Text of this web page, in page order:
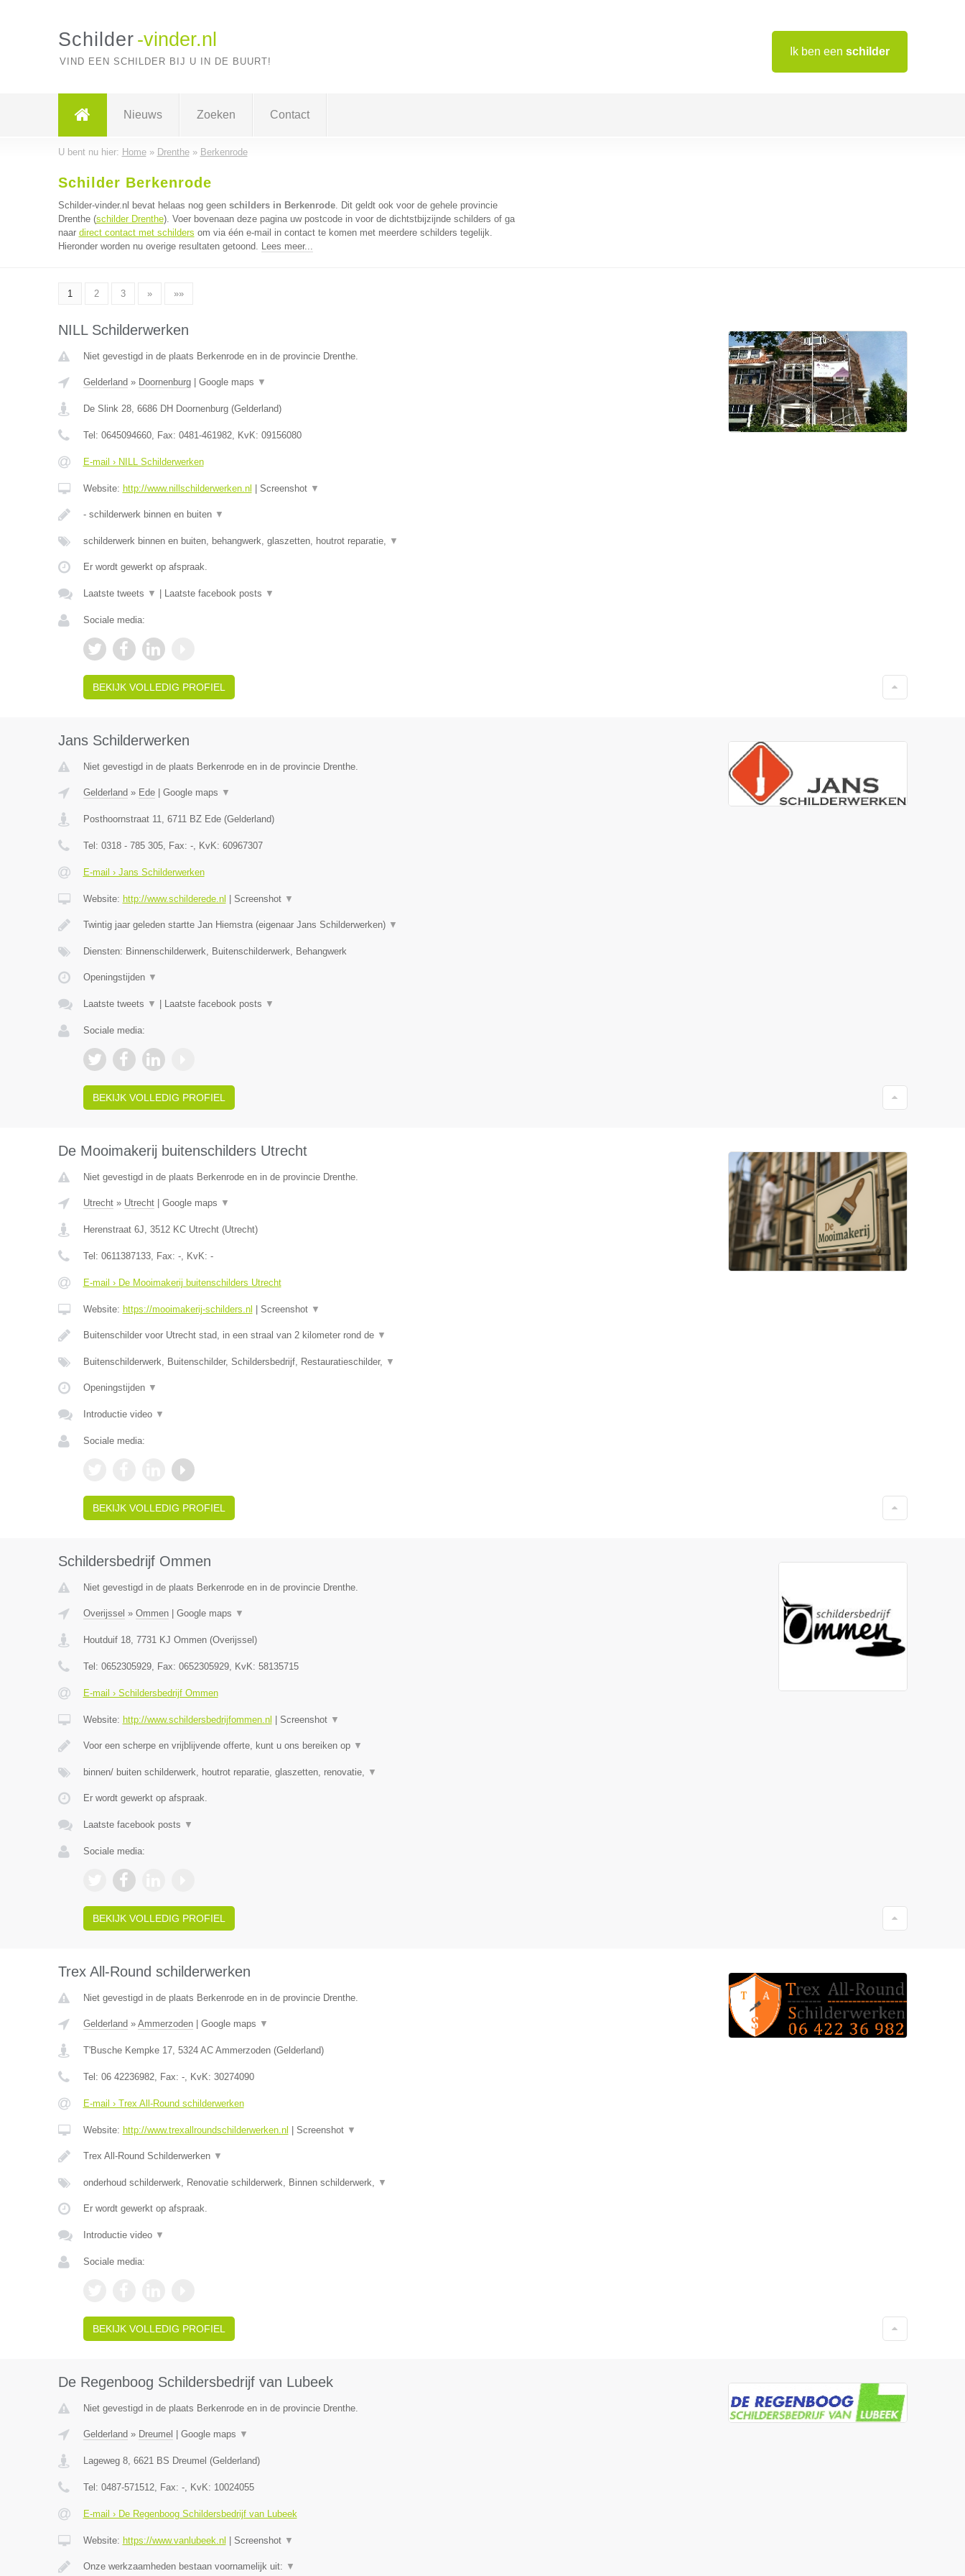
Ik ben een schilder
Schilder -vinder.nl
VIND EEN SCHILDER BIJ U IN DE BUURT!
Nieuws Zoeken Contact
U bent nu hier: Home» Drenthe» Berkenrode
Schilder Berkenrode
Schilder-vinder.nl bevat helaas nog geen schilders in Berkenrode. Dit geldt ook voor de gehele provincie
Drenthe (schilder Drenthe). Voer bovenaan deze pagina uw postcode in voor de dichtstbijzijnde schilders of ga
naar direct contact met schilders om via één e-mail in contact te komen met meerdere schilders tegelijk.
Hieronder worden nu overige resultaten getoond. Lees meer...
1 2 3 » »»
NILL Schilderwerken
Niet gevestigd in de plaats Berkenrode en in de provincie Drenthe.
Gelderland » Doornenburg| Google maps ▼
De Slink 28, 6686 DH Doornenburg(Gelderland)
Tel: 0645094660, Fax: 0481-461982, KvK: 09156080
E-mail › NILL Schilderwerken
Website: http://www.nillschilderwerken.nl Screenshot ▼
- schilderwerk binnen en buiten ▼
schilderwerk binnen en buiten, behangwerk, glaszetten, houtrot reparatie, ▼
Er wordt gewerkt op afspraak.
Laatste tweets ▼ Laatste facebook posts ▼
Sociale media:
BEKIJK VOLLEDIG PROFIEL
Jans Schilderwerken
Niet gevestigd in de plaats Berkenrode en in de provincie Drenthe.
Gelderland » Ede| Google maps ▼
Posthoornstraat 11, 6711 BZ Ede(Gelderland)
Tel: 0318 - 785 305, Fax: -, KvK: 60967307
E-mail › Jans Schilderwerken
Website: http://www.schilderede.nl Screenshot ▼
Twintig jaar geleden startte Jan Hiemstra (eigenaar Jans Schilderwerken) ▼
Diensten: Binnenschilderwerk, Buitenschilderwerk, Behangwerk
Openingstijden ▼
Laatste tweets ▼ Laatste facebook posts ▼
Sociale media:
BEKIJK VOLLEDIG PROFIEL
De Mooimakerij buitenschilders Utrecht
Niet gevestigd in de plaats Berkenrode en in de provincie Drenthe.
Utrecht» Utrecht| Google maps ▼
Herenstraat 6J, 3512 KC Utrecht(Utrecht)
Tel: 0611387133, Fax: -, KvK: -
E-mail › De Mooimakerij buitenschilders Utrecht
Website: https://mooimakerij-schilders.nl Screenshot ▼
Buitenschilder voor Utrecht stad, in een straal van 2 kilometer rond de ▼
Buitenschilderwerk, Buitenschilder, Schildersbedrijf, Restauratieschilder, ▼
Openingstijden ▼
Introductie video ▼
Sociale media:
BEKIJK VOLLEDIG PROFIEL
Schildersbedrijf Ommen
Niet gevestigd in de plaats Berkenrode en in de provincie Drenthe.
Overijssel » Ommen| Google maps ▼
Houtduif 18, 7731 KJ Ommen(Overijssel )
Tel: 0652305929, Fax: 0652305929, KvK: 58135715
E-mail › Schildersbedrijf Ommen
Website: http://www.schildersbedrijfommen.nl Screenshot ▼
Voor een scherpe en vrijblijvende offerte, kunt u ons bereiken op ▼
binnen/ buiten schilderwerk, houtrot reparatie, glaszetten, renovatie, ▼
Er wordt gewerkt op afspraak.
Laatste facebook posts ▼
Sociale media:
BEKIJK VOLLEDIG PROFIEL
Trex All-Round schilderwerken
Niet gevestigd in de plaats Berkenrode en in de provincie Drenthe.
Gelderland » Ammerzoden| Google maps ▼
T'Busche Kempke 17, 5324 AC Ammerzoden(Gelderland)
Tel: 06 42236982, Fax: -, KvK: 30274090
E-mail › Trex All-Round schilderwerken
Website: http://www.trexallroundschilderwerken.nl Screenshot ▼
Trex All-Round Schilderwerken ▼
onderhoud schilderwerk, Renovatie schilderwerk, Binnen schilderwerk, ▼
Er wordt gewerkt op afspraak.
Introductie video ▼
Sociale media:
BEKIJK VOLLEDIG PROFIEL
De Regenboog Schildersbedrijf van Lubeek
Niet gevestigd in de plaats Berkenrode en in de provincie Drenthe.
Gelderland » Dreumel Google maps ▼
Lageweg 8, 6621 BS Dreumel (Gelderland)
Tel: 0487-571512, Fax: -, KvK: 10024055
E-mail › De Regenboog Schildersbedrijf van Lubeek
Website: https://www.vanlubeek.nl Screenshot ▼
Onze werkzaamheden bestaan voornamelijk uit: ▼